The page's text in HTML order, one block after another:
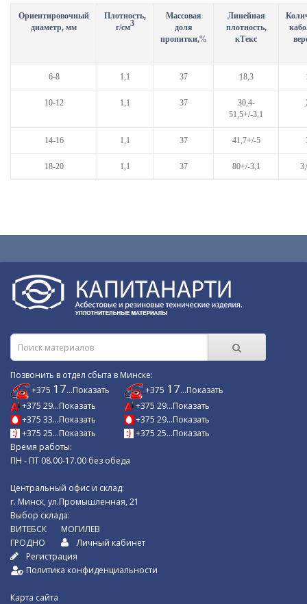
Ориентировочный
диаметр, мм
Плотность,
г/см3
Массовая
доля
пропитки,%
Линейная
плотность,
кТекс
6-8 1,1 37 18,3
10-12 1,1 37
30,4-
51,5+/-3,1
14-16 1,1 37 41,7+/-5
18-20 1,1 37 80+/-3,1
Позвонить в отдел сбыта в Минске:
+375 17...Показать
+375 29...Показать
+375 33...Показать
+375 25...Показать
+375 17...Показать
+375 29...Показать
+375 29...Показать
+375 25...Показать
Время работы:
ПН - ПТ 08.00-17.00 без обеда
Центральный офис и склад:
г. Минск, ул.Промышленная, 21
Выбор склада:
ВИТЕБСК
ГРОДНО
МОГИЛЕВ
Личный кабинет
Регистрация
Политика конфиденциальности
Карта сайта